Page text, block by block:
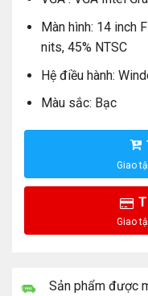
Màn hình: 14 inch
nits, 45% NTSC
Hệ điều hành:
Màu sắc: Bạc
Sản phẩm được